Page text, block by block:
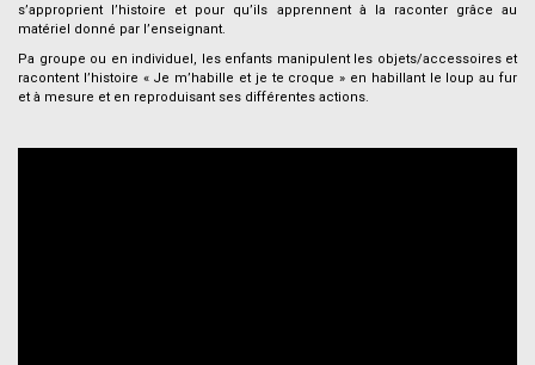
s’approprient l’histoire et pour qu’ils apprennent à la raconter grâce au
matériel donné par l’enseignant.
Pa groupe ou en individuel, les enfants manipulent les objets/accessoires et
racontent l’histoire « Je m’habille et je te croque » en habillant le loup au fur
et à mesure et en reproduisant ses différentes actions.